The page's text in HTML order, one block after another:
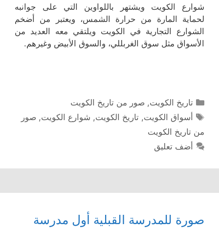
شوارع الكويت ويشتهر باللواوين التي على جوانبه
لحماية المارة من حرارة الشمس، ويعتبر من أضخم
الشوارع التجارية في الكويت ويلتقي معه العديد من
الأسواق مثل سوق الغربللي، والسوق الأبيض وغيرهم.
التصنيفات
تاريخ الكويت, صور من تاريخ الكويت
الوسوم
أسواق الكويت,تاريخ الكويت, شوارع الكويت, صور
من تاريخ الكويت
أضف تعليق
صورة للمدرسة القبلية أول مدرسة